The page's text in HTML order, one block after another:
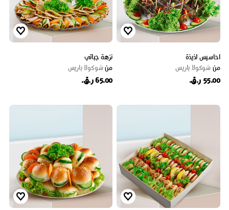
احاسيس لذيذة
من شوكولا باريس
55.00 ر.ق.
نزهة جباتي
منشوكولا باريس
65.00 ر.ق.